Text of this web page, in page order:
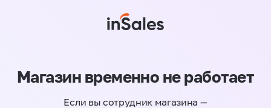
Магазин временно не работает
Если вы сотрудник магазина —